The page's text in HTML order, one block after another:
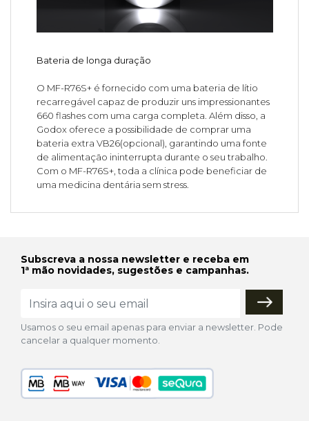
Bateria de longa duração
O MF-R76S+ é fornecido com uma bateria de lítio
recarregável capaz de produzir uns impressionantes
660 flashes com uma carga completa. Além disso, a
Godox oferece a possibilidade de comprar uma
bateria extra VB26(opcional), garantindo uma fonte
de alimentação ininterrupta durante o seu trabalho.
Com o MF-R76S+, toda a clínica pode beneficiar de
uma medicina dentária sem stress.
Subscreva a nossa newsletter e receba em
1ª mão novidades, sugestões e campanhas.
Usamos o seu email apenas para enviar a newsletter. Pode
cancelar a qualquer momento.